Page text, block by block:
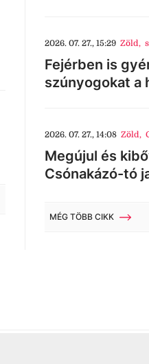
2026. 07. 27., 15:29 Zöld,
Fejérben is
szúnyogokat a
2026. 07. 27., 14:08 Zöld,
Megújul és
Csónakázó-tó
MÉG TÖBB CIKK